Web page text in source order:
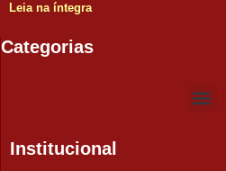
Leia na íntegra
Categorias
Institucional